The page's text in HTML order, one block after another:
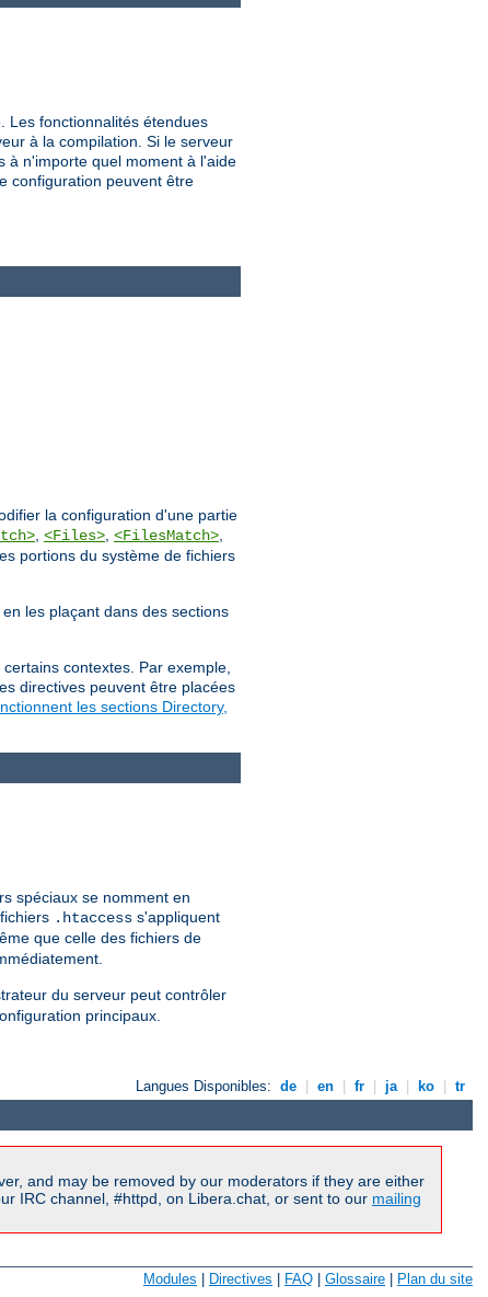
Les fonctionnalités étendues
à la compilation. Si le serveur
à n'importe quel moment à l'aide
configuration peuvent être
la configuration d'une partie
<Files> <FilesMatch>
portions du système de fichiers
les plaçant dans des sections
contextes. Par exemple,
directives peuvent être placées
les sections Directory,
spéciaux se nomment en
.htaccess s'appliquent
que celle des fichiers de
du serveur peut contrôler
principaux.
Langues Disponibles: de en fr ja ko tr
and may be removed by our moderators if they are either
IRC channel, #httpd, on Libera.chat, or sent to our mailing
Modules Directives FAQ Glossaire Plan du site